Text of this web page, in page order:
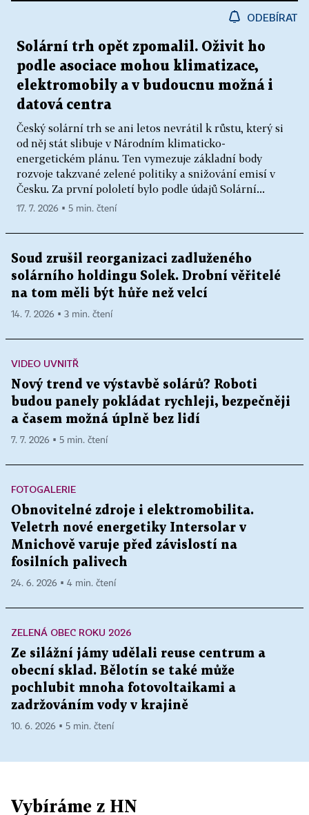
ODEBÍRAT
Solární trh opět zpomalil. Oživit ho
podle asociace mohou klimatizace,
elektromobily a v budoucnu možná i
datová centra
Český solární trh se ani letos nevrátil k růstu, který si
od něj stát slibuje v Národním klimaticko-
energetickém plánu. Ten vymezuje základní body
rozvoje takzvané zelené politiky a snižování emisí v
Česku. Za první pololetí bylo podle údajů Solární...
17. 7. 2026 ▪ 5 min. čtení
Soud zrušil reorganizaci zadluženého
solárního holdingu Solek. Drobní věřitelé
na tom měli být hůře než velcí
14. 7. 2026 ▪ 3 min. čtení
VIDEO UVNITŘ
Nový trend ve výstavbě solárů? Roboti
budou panely pokládat rychleji, bezpečněji
a časem možná úplně bez lidí
7. 7. 2026 ▪ 5 min. čtení
FOTOGALERIE
Obnovitelné zdroje i elektromobilita.
Veletrh nové energetiky Intersolar v
Mnichově varuje před závislostí na
fosilních palivech
24. 6. 2026 ▪ 4 min. čtení
ZELENÁ OBEC ROKU 2026
Ze silážní jámy udělali reuse centrum a
obecní sklad. Bělotín se také může
pochlubit mnoha fotovoltaikami a
zadržováním vody v krajině
10. 6. 2026 ▪ 5 min. čtení
Vybíráme z HN